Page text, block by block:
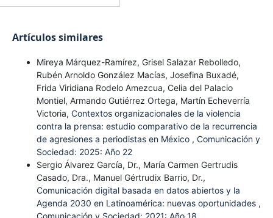
Artículos similares
Mireya Márquez-Ramírez, Grisel Salazar Rebolledo,
Rubén Arnoldo González Macías, Josefina Buxadé,
Frida Viridiana Rodelo Amezcua, Celia del Palacio
Montiel, Armando Gutiérrez Ortega, Martín Echeverría
Victoria, Contextos organizacionales de la violencia
contra la prensa: estudio comparativo de la recurrencia
de agresiones a periodistas en México , Comunicación y
Sociedad: 2025: Año 22
Sergio Álvarez García, Dr., María Carmen Gertrudis
Casado, Dra., Manuel Gértrudix Barrio, Dr.,
Comunicación digital basada en datos abiertos y la
Agenda 2030 en Latinoamérica: nuevas oportunidades ,
Comunicación y Sociedad: 2021: Año 18